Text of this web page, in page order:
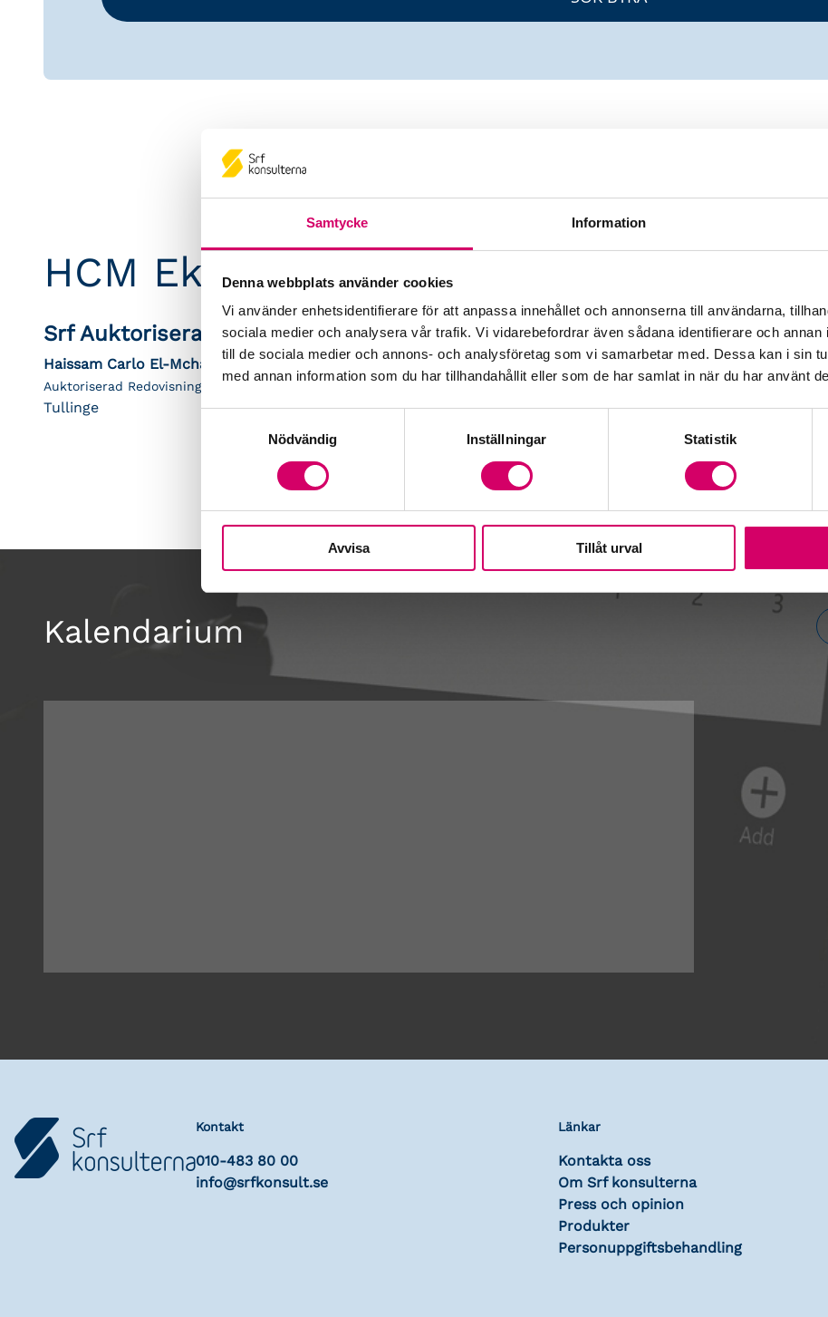
Samtycke Information
Denna webbplats använder cookies
Vi använder enhetsidentifierare för att anpassa innehållet och annonserna till användarna,
sociala medier och analysera vår trafik. Vi vidarebefordrar även sådana identifierare och annan
till de sociala medier och annons- och analysföretag som vi samarbetar med. Dessa kan i sin
med annan information som du har tillhandahållit eller som de har samlat in när du har använt
Nödvändig
Inställningar Statistik
Avvisa Tillåt urval
HCM Ekoredovisning AB
Srf Auktoriserade konsulter
Haissam Carlo El-Mcharafie
Auktoriserad Redovisningskonsult
Tullinge
Kalendarium
Kontakt
010-483 80 00
info@srfkonsult.se
Länkar
Kontakta oss
Om Srf konsulterna
Press och opinion
Produkter
Personuppgiftsbehandling